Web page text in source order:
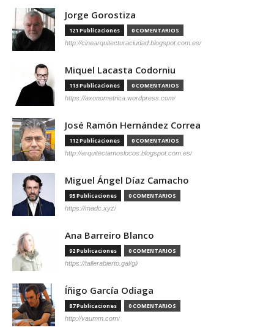
Jorge Gorostiza
121 Publicaciones 0 COMENTARIOS
http://cinearquitecturaciudad.blogspot.com.es/
Miquel Lacasta Codorniu
113 Publicaciones 0 COMENTARIOS
https://axonometrica.wordpress.com/
José Ramón Hernández Correa
112 Publicaciones 0 COMENTARIOS
http://arquitectamoslocos.blogspot.com.es/
Miguel Ángel Díaz Camacho
95 Publicaciones 0 COMENTARIOS
https://madc.xyz/
Ana Barreiro Blanco
92 Publicaciones 0 COMENTARIOS
https://tallerabierto.gal/gl/
Íñigo García Odiaga
87 Publicaciones 0 COMENTARIOS
http://vaumm.com/